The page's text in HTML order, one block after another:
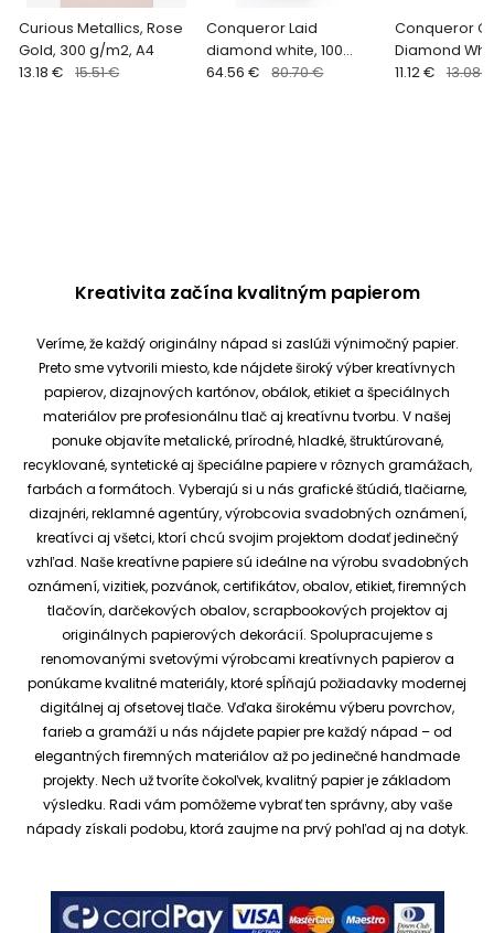
Curious Metallics, Rose
Gold, 300 g/m2, A4
13.18 € 15.51 €
Conqueror Laid
diamond white, 100
g/m2, A4, balenie 500ks
64.56 € 80.70 €
Conqueror
Diamond
g/m2, A4
11.12 € 13.08 €
Kreativita začína kvalitným papierom
Veríme, že každý originálny nápad si zaslúži výnimočný papier.
Preto sme vytvorili miesto, kde nájdete široký výber kreatívnych
papierov, dizajnových kartónov, obálok, etikiet a špeciálnych
materiálov pre profesionálnu tlač aj kreatívnu tvorbu. V našej
ponuke objavíte metalické, prírodné, hladké, štruktúrované,
recyklované, syntetické aj špeciálne papiere v rôznych gramážach,
farbách a formátoch. Vyberajú si u nás grafické štúdiá, tlačiarne,
dizajnéri, reklamné agentúry, výrobcovia svadobných oznámení,
kreatívci aj všetci, ktorí chcú svojim projektom dodať jedinečný
vzhľad. Naše kreatívne papiere sú ideálne na výrobu svadobných
oznámení, vizitiek, pozvánok, certifikátov, obalov, etikiet, firemných
tlačovín, darčekových obalov, scrapbookových projektov aj
originálnych papierových dekorácií. Spolupracujeme s
renomovanými svetovými výrobcami kreatívnych papierov a
ponúkame kvalitné materiály, ktoré spĺňajú požiadavky modernej
digitálnej aj ofsetovej tlače. Vďaka širokému výberu povrchov,
farieb a gramáží u nás nájdete papier pre každý nápad – od
elegantných firemných materiálov až po jedinečné handmade
projekty. Nech už tvoríte čokoľvek, kvalitný papier je základom
výsledku. Radi vám pomôžeme vybrať ten správny, aby vaše
nápady získali podobu, ktorá zaujme na prvý pohľad aj na dotyk.